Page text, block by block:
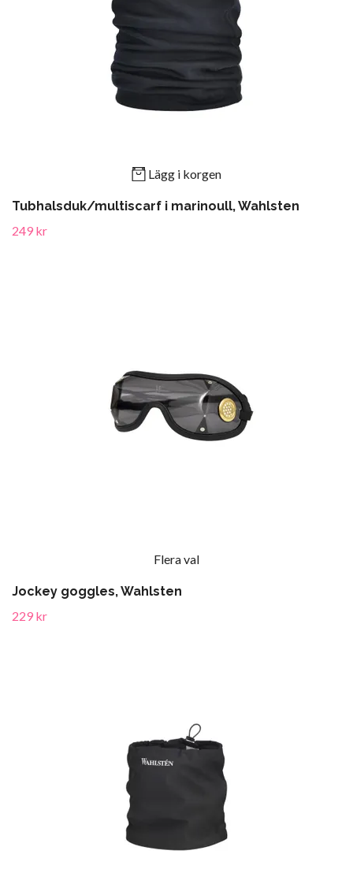
Lägg i korgen
Tubhalsduk/multiscarf i marinoull, Wahlsten
249 kr
Flera val
Jockey goggles, Wahlsten
229 kr